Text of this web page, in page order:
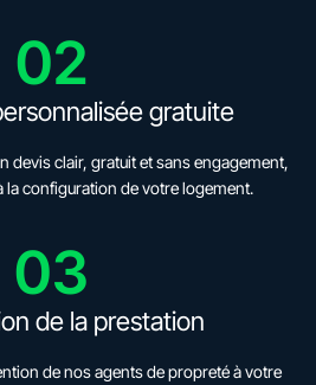
02
gratuite
devis clair, gratuit et sans engagement,
la configuration de votre logement.
03
de la prestation
de nos agents de propreté à votre